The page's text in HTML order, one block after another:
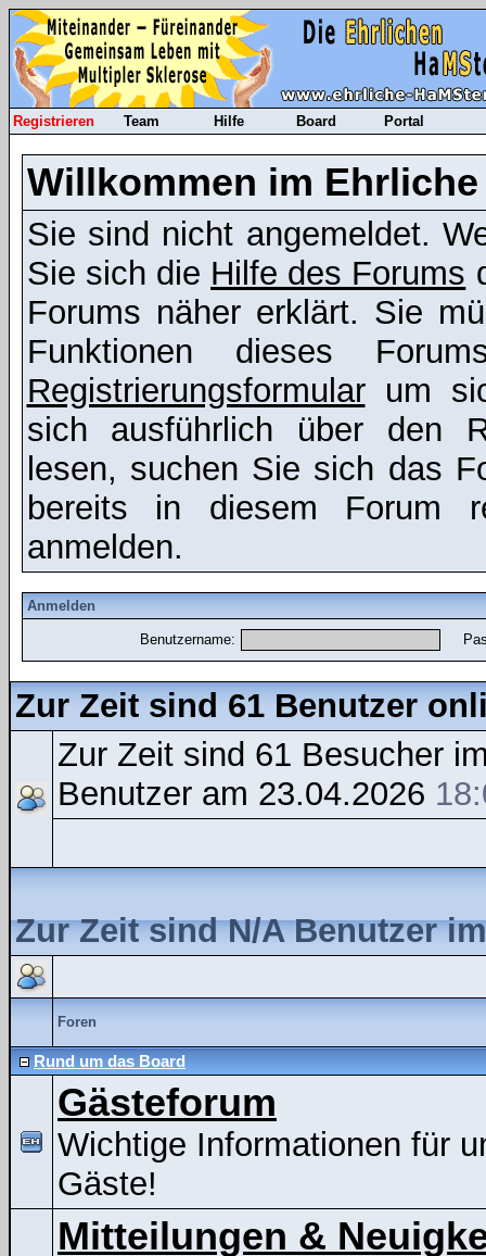
Registrieren Team Hilfe Board Portal
Willkommen im
Sie sind nicht angemeldet.
Sie sich die Hilfe des Forums
Forums näher erklärt. Sie
Funktionen dieses
Registrierungsformularum
sich ausführlich über den
lesen, suchen Sie sich das
bereits in diesem Forum
anmelden.
Anmelden
Benutzername:
Zur Zeit sind 61 Benutzer
Zur Zeit sind 61 Besucher
Benutzer am 23.04.2026
Zur Zeit sind N/A Benutzer
Foren
Rund um das Board
Gästeforum
Wichtige Informationen für
Gäste!
Mitteilungen &